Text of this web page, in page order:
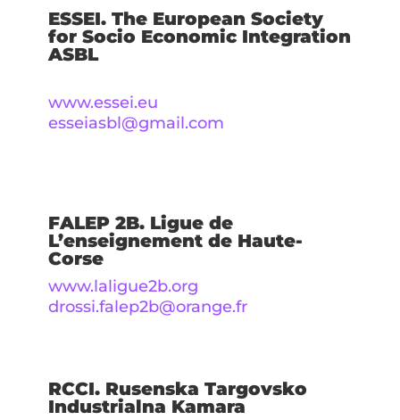
ESSEI. The European Society
for Socio Economic Integration
ASBL
www.essei.eu
esseiasbl@gmail.com
FALEP 2B. Ligue de
L’enseignement de Haute-
Corse
www.laligue2b.org
drossi.falep2b@orange.fr
RCCI. Rusenska Targovsko
Industrialna Kamara